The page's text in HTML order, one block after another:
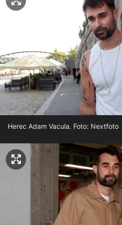
Herec Adam Vacula. Foto: Nextfoto